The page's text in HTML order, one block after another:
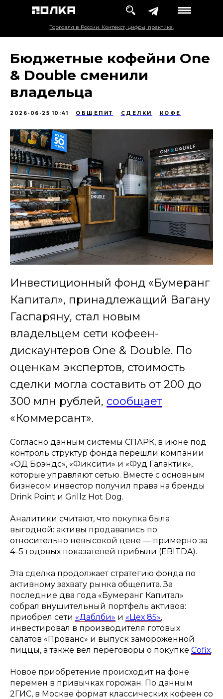
Торговля в России. Контекст, цифры, практика.
Бюджетные кофейни One
& Double сменили
владельца
2026-06-25 10:41 ОБЩЕПИТ СДЕЛКИ КОФЕ
Инвестиционный фонд «Бумеранг
Капитал», принадлежащий Вагану
Гаспаряну, стал новым
владельцем сети кофеен-
дискаунтеров One & Double. По
оценкам экспертов, стоимость
сделки могла составить от 200 до
300 млн рублей, сообщает
«Коммерсант».
Согласно данным системы СПАРК, в июне под
контроль структур фонда перешли компании
«ОД Брэндс», «Фиксити» и «Фуд Галактик»,
которые управляют сетью. Вместе с основным
бизнесом инвестор получил права на бренды
Drink Point и Grillz Hot Dog.
Аналитики считают, что покупка была
выгодной: активы продавались по
относительно невысокой цене — примерно за
4–5 годовых показателей прибыли (EBITDA).
Эта сделка продолжает стратегию фонда по
активному захвату рынка общепита. За
последние два года «Бумеранг Капитал»
собрал внушительный портфель активов:
приобрел сети «Даблби» и «Цех 85»,
инвестировал в производителя готовых
салатов «Прованс» и выпуск замороженной
пиццы, а также вёл переговоры о покупке Cofix.
Новое приобретение происходит на фоне
перемен в привычках горожан. По данным
2ГИС, в Москве формат классических кофеен со